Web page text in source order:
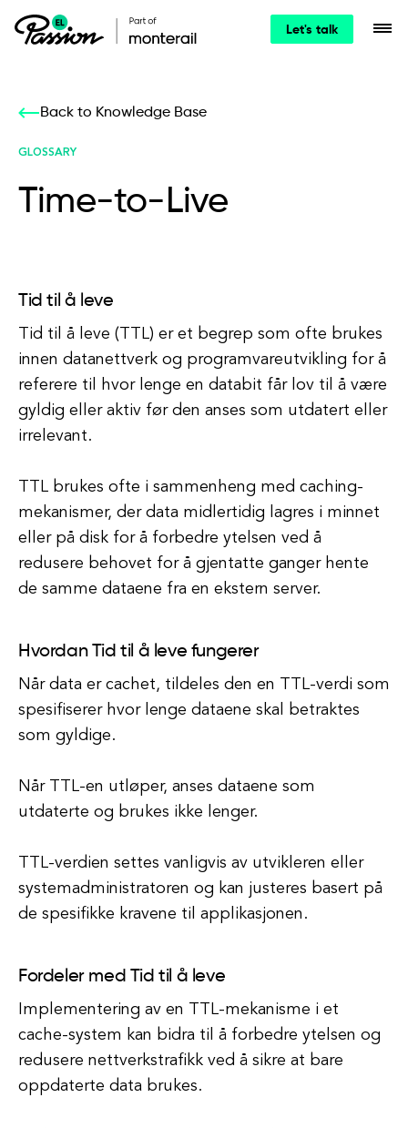
Let's talk
Back to Knowledge Base
GLOSSARY
Time-to-Live
Tid til å leve
Tid til å leve (TTL) er et begrep som ofte brukes
innen datanettverk og programvareutvikling for å
referere til hvor lenge en databit får lov til å være
gyldig eller aktiv før den anses som utdatert eller
irrelevant.
TTL brukes ofte i sammenheng med caching-
mekanismer, der data midlertidig lagres i minnet
eller på disk for å forbedre ytelsen ved å
redusere behovet for å gjentatte ganger hente
de samme dataene fra en ekstern server.
Hvordan Tid til å leve fungerer
Når data er cachet, tildeles den en TTL-verdi som
spesifiserer hvor lenge dataene skal betraktes
som gyldige.
Når TTL-en utløper, anses dataene som
utdaterte og brukes ikke lenger.
TTL-verdien settes vanligvis av utvikleren eller
systemadministratoren og kan justeres basert på
de spesifikke kravene til applikasjonen.
Fordeler med Tid til å leve
Implementering av en TTL-mekanisme i et
cache-system kan bidra til å forbedre ytelsen og
redusere nettverkstrafikk ved å sikre at bare
oppdaterte data brukes.